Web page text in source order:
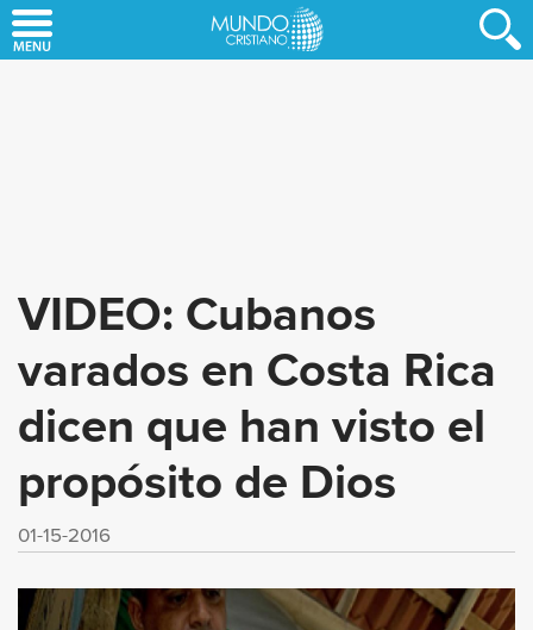
to
VIDEO: Cubanos
varados en Costa Rica
dicen que han visto el
propósito de Dios
01-15-2016